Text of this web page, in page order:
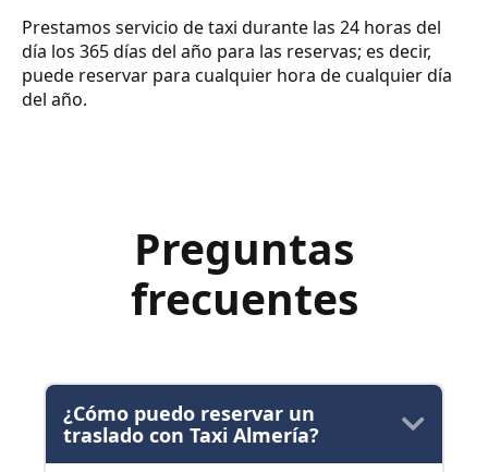
Prestamos servicio de taxi durante las 24 horas del
día los 365 días del año para las reservas; es decir,
puede reservar para cualquier hora de cualquier día
del año.
Preguntas
frecuentes
¿Cómo puedo reservar un
traslado con Taxi Almería?